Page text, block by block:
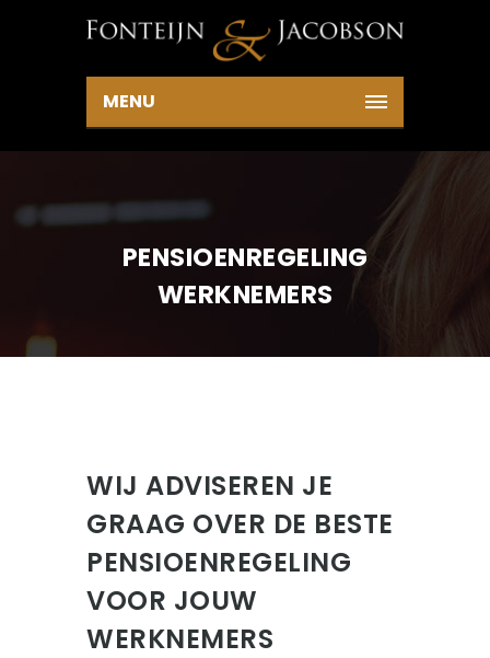
MENU
PENSIOENREGELING
WERKNEMERS
WIJ ADVISEREN JE
GRAAG OVER DE BESTE
PENSIOENREGELING
VOOR JOUW
WERKNEMERS